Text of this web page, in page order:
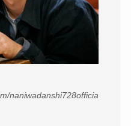
naniwadanshi728officia